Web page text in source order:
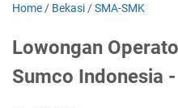
Home / Bekasi /SMA-SMK
Lowongan
Sumco Indonesia